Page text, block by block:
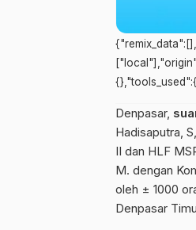
Denpasar,
Hadisaputra,
II dan HLF
M. dengan
oleh ± 1000
Denpasar